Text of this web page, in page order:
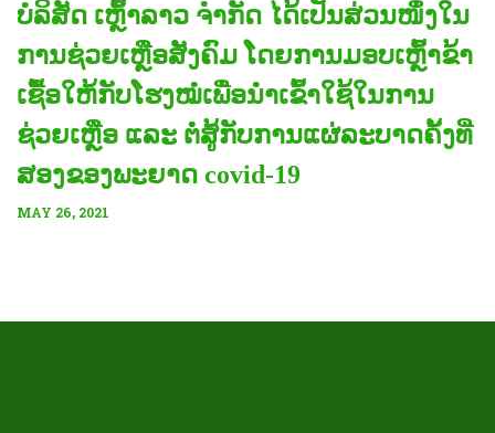
MAY 26, 2021
ບໍລິສັດ ເຫຼົ້າລາວ ຈຳກັດ ໄດ້ເປັນສ່ວນໜຶ່ງໃນ
ການຊ່ວຍເຫຼືອສັງຄົມ ໂດຍການມອບເຫຼົ້າຂ້າ
ເຊື້ອໃຫ້ກັບໂຮງໝໍເພື່ອນຳເຂົ້າໃຊ້ໃນການ
ຊ່ວຍເຫຼືອ ແລະ ຕໍ່ສູ້ກັບການແຜ່ລະບາດຄັ້ງທີ່
ສອງຂອງພະຍາດ covid-19